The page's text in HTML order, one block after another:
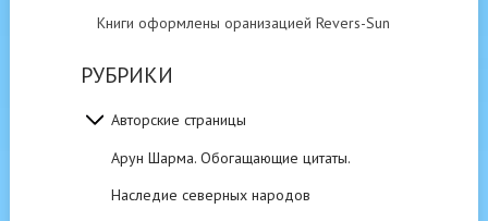
Книги оформлены оранизацией Revers-Sun
РУБРИКИ
Авторские страницы
Арун Шарма. Обогащающие цитаты.
Наследие северных народов